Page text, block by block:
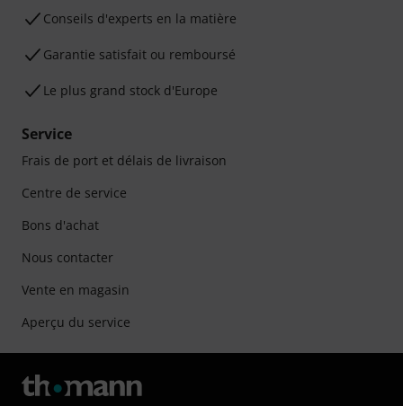
Conseils d'experts en la matière
Garantie satisfait ou remboursé
Le plus grand stock d'Europe
Service
Frais de port et délais de livraison
Centre de service
Bons d'achat
Nous contacter
Vente en magasin
Aperçu du service